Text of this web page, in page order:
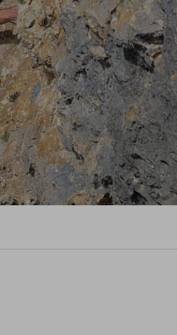
Über uns
Team
Newsletter
Blog
Kontakt
Partner & Freunde
Kontakt E-Mail Tel.: 08326 385